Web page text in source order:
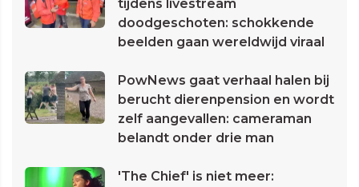
tijdens livestream
doodgeschoten: schokkende
beelden gaan wereldwijd viraal
PowNews gaat verhaal halen bij
berucht dierenpension en wordt
zelf aangevallen: cameraman
belandt onder drie man
'The Chief' is niet meer: